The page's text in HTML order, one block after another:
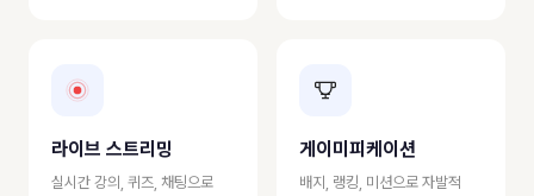
라이브 스트리밍
실시간 강의, 퀴즈, 채팅으로
게이미피케이션
배지, 랭킹, 미션으로 자발적